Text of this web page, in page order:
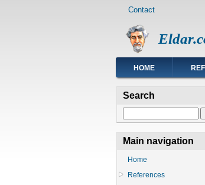
Footer
Contact
Main
navigation
HOME
Search
Main navigation
Home
References